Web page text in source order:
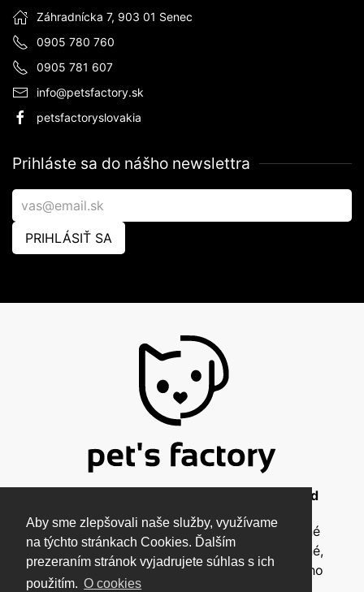
Aby sme zlepšovali naše služby, využívame
na týchto stránkach Cookies. Ďalším
prezeraním stránok vyjadrujete súhlas s ich
použitím. O cookies
Záhradnícka 7, 903 01 Senec
0905 780 760
0905 781 607
info@petsfactory.sk
petsfactoryslovakia
Prihláste sa do nášho newslettra
PRIHLÁSIŤ SA
© 2026 Pet's Factory - All Rights Reserved
Táto stránka a všetky jej súčasti sú chránené
autorským zákonom a nesmú byť kopírované,
rozmnožované ani inak šírené bez písomného